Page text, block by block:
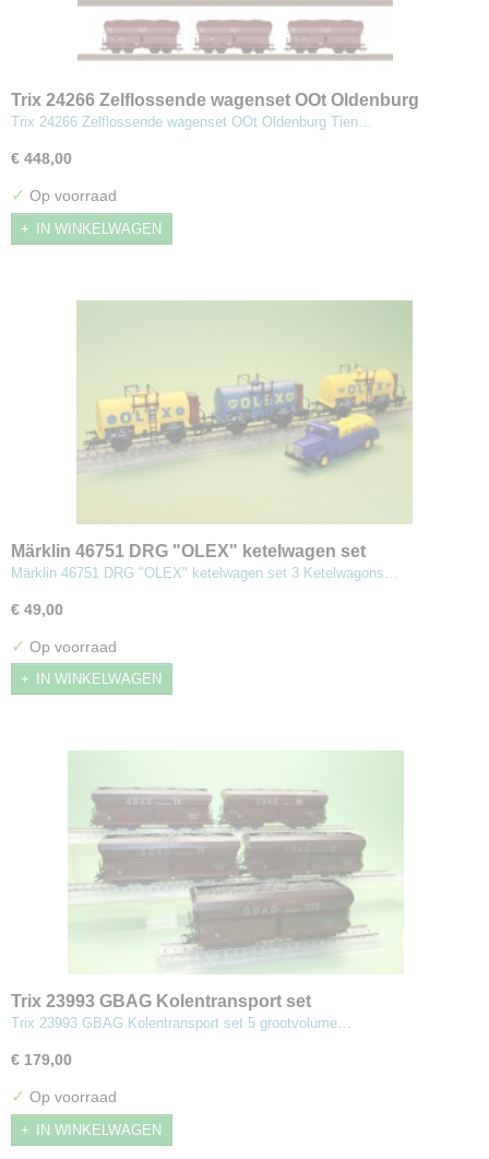
Trix 24266 Zelflossende wagenset OOt Oldenburg
Trix 24266 Zelflossende wagenset OOt Oldenburg Tien…
€ 448,00
✓ Op voorraad
IN WINKELWAGEN
Märklin 46751 DRG "OLEX" ketelwagen set
Märklin 46751 DRG "OLEX" ketelwagen set 3 Ketelwagons…
€ 49,00
✓ Op voorraad
IN WINKELWAGEN
Trix 23993 GBAG Kolentransport set
Trix 23993 GBAG Kolentransport set 5 grootvolume…
€ 179,00
✓ Op voorraad
IN WINKELWAGEN